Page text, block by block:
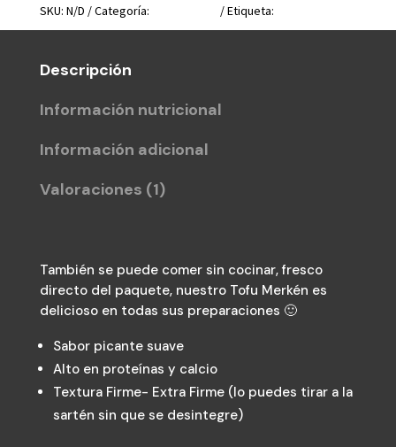
SKU: N/D Categoría: Etiqueta:
Descripción
Información nutricional
Información adicional
Valoraciones (1)
También se puede comer sin cocinar, fresco
directo del paquete, nuestro Tofu Merkén es
delicioso en todas sus preparaciones 🙂
Sabor picante suave
Alto en proteínas y calcio
Textura Firme- Extra Firme (lo puedes tirar a la
sartén sin que se desintegre)